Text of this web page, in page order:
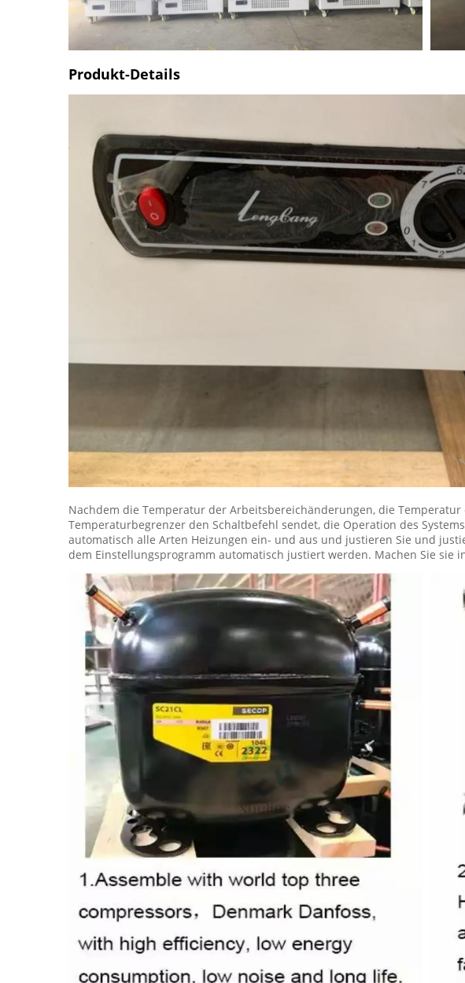
Produkt-Details
Nachdem die Temperatur der Arbeitsbereichänderungen, die
Temperaturbegrenzer den Schaltbefehl sendet, die Operation des
automatisch alle Arten Heizungen ein- und aus und justieren Sie und
dem Einstellungsprogramm automatisch justiert werden. Machen Sie sie